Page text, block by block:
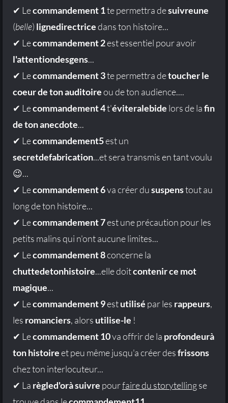
✔ Lecommandement 1te permettra desuivreune
(belle) lignedirectricedans ton histoire...
✔ Lecommandement 2est essentiel pour avoir
l'attentiondesgens...
✔ Lecommandement 3te permettra detoucher le
coeur de ton auditoireou de ton audience....
✔ Lecommandement 4t'éviteralebide lors de lafin
de ton anecdote...
✔ Lecommandement5est un
secretdefabrication...et sera transmis en tant voulu
😉...
✔ Lecommandement 6va créer dususpenstout au
long de ton histoire...
✔ Lecommandement 7est une précaution pour les
petits malins qui n'ont aucune limites...
✔ Lecommandement 8concerne la
chuttedetonhistoire...elle doitcontenir ce mot
magique...
✔ Lecommandement 9estutilisé par les rappeurs,
les romanciers, alors utilise-le !
✔ Lecommandement 10va offrir de la profondeurà
ton histoireet peu même jusqu'a créer desfrissons
chez ton interlocuteur...
✔ La règled'orà suivre pourfaire du storytellingse